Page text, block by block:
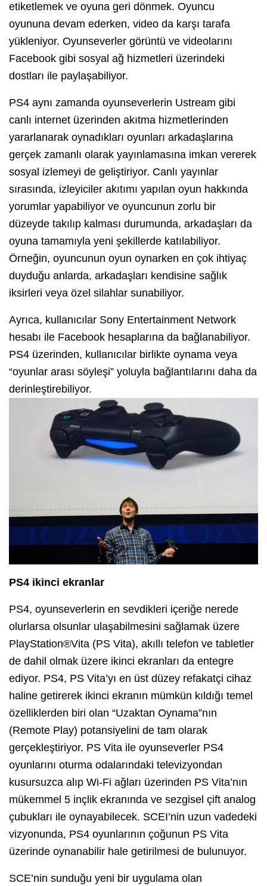
etiketlemek ve oyuna geri dönmek. Oyuncu
oyununa devam ederken, video da karşı tarafa
yükleniyor. Oyunseverler görüntü ve videolarını
Facebook gibi sosyal ağ hizmetleri üzerindeki
dostları ile paylaşabiliyor.
PS4 aynı zamanda oyunseverlerin Ustream gibi
canlı internet üzerinden akıtma hizmetlerinden
yararlanarak oynadıkları oyunları arkadaşlarına
gerçek zamanlı olarak yayınlamasına imkan vererek
sosyal izlemeyi de geliştiriyor. Canlı yayınlar
sırasında, izleyiciler akıtımı yapılan oyun hakkında
yorumlar yapabiliyor ve oyuncunun zorlu bir
düzeyde takılıp kalması durumunda, arkadaşları da
oyuna tamamıyla yeni şekillerde katılabiliyor.
Örneğin, oyuncunun oyun oynarken en çok ihtiyaç
duyduğu anlarda, arkadaşları kendisine sağlık
iksirleri veya özel silahlar sunabiliyor.
Ayrıca, kullanıcılar Sony Entertainment Network
hesabı ile Facebook hesaplarına da bağlanabiliyor.
PS4 üzerinden, kullanıcılar birlikte oynama veya
“oyunlar arası söyleşi” yoluyla bağlantılarını daha da
derinleştirebiliyor.
PS4 ikinci ekranlar
PS4, oyunseverlerin en sevdikleri içeriğe nerede
olurlarsa olsunlar ulaşabilmesini sağlamak üzere
PlayStation®Vita (PS Vita), akıllı telefon ve tabletler
de dahil olmak üzere ikinci ekranları da entegre
ediyor. PS4, PS Vita’yı en üst düzey refakatçi cihaz
haline getirerek ikinci ekranın mümkün kıldığı temel
özelliklerden biri olan “Uzaktan Oynama”nın
(Remote Play) potansiyelini de tam olarak
gerçekleştiriyor. PS Vita ile oyunseverler PS4
oyunlarını oturma odalarındaki televizyondan
kusursuzca alıp Wi-Fi ağları üzerinden PS Vita’nın
mükemmel 5 inçlik ekranında ve sezgisel çift analog
çubukları ile oynayabilecek. SCEI’nin uzun vadedeki
vizyonunda, PS4 oyunlarının çoğunun PS Vita
üzerinde oynanabilir hale getirilmesi de bulunuyor.
SCE’nin sunduğu yeni bir uygulama olan